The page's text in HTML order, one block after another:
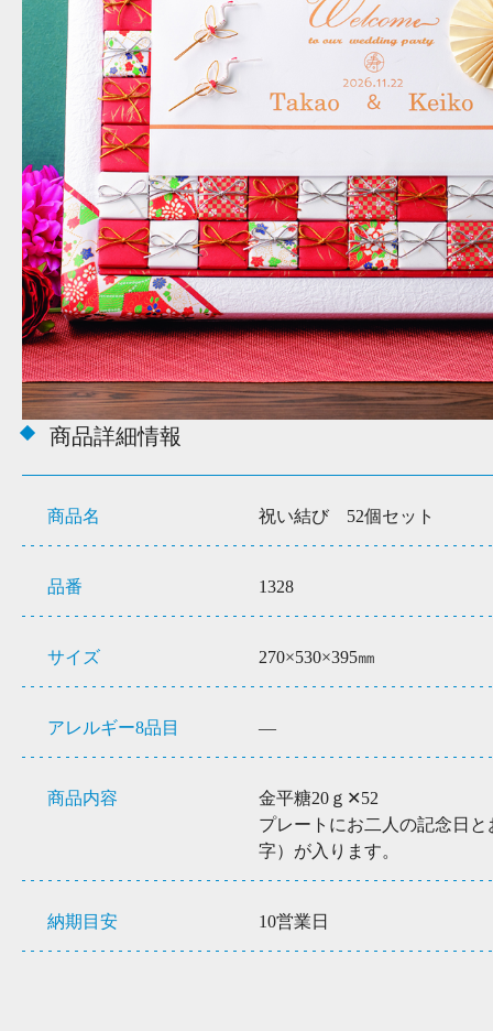
商品詳細情報
商品名 祝い結び 52個セット
品番 1328
サイズ 270×530×395㎜
アレルギー8品目 ―
商品内容
金平糖20ｇ✕52
プレートにお二人の記念日
字）が入ります。
納期目安 10営業日